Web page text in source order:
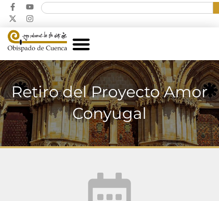
Retiro del Proyecto Amor
Conyugal